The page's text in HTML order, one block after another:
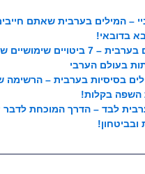
– המילים בערבית שאתם
בדובאי!
משפטים בערבית – 7 ביטויים
בעולם הערבי
מילים בסיסיות בערבית – הרשימה
בקלות!
לבד – הדרך המוכחת לדבר
ובביטחון!